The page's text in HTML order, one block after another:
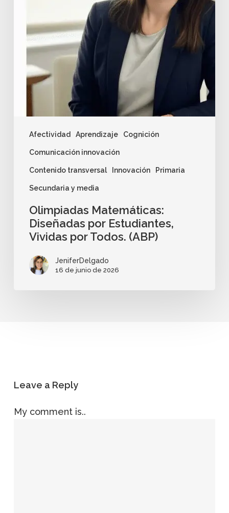
Afectividad Aprendizaje Cognición
Comunicación innovación
Contenido transversal Innovación Primaria
Secundaria y media
Olimpiadas Matemáticas:
Diseñadas por Estudiantes,
Vividas por Todos. (ABP)
JeniferDelgado
16 de junio de 2026
Leave a Reply
My comment is..